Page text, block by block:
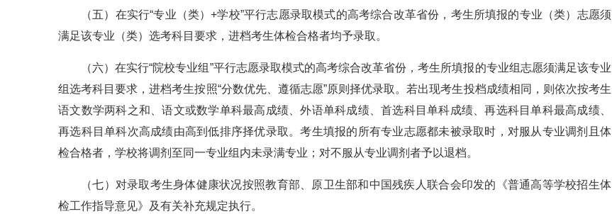
（五）在实行“专业（类）+学校”平行志愿录取模式的高考综合改革省份，考生所填报的专业（类）志愿须
满足该专业（类）选考科目要求，进档考生体检合格者均予录取。
（六）在实行“院校专业组”平行志愿录取模式的高考综合改革省份，考生所填报的专业组志愿须满足该专业
组选考科目要求，进档考生按照“分数优先、遵循志愿”原则择优录取。若出现考生投档成绩相同，则依次按考生
语文数学两科之和、语文或数学单科最高成绩、外语单科成绩、首选科目单科成绩、再选科目单科最高成绩、
再选科目单科次高成绩由高到低排序择优录取。考生填报的所有专业志愿都未被录取时，对服从专业调剂且体
检合格者，学校将调剂至同一专业组内未录满专业；对不服从专业调剂者予以退档。
（七）对录取考生身体健康状况按照教育部、原卫生部和中国残疾人联合会印发的《普通高等学校招生体
检工作指导意见》及有关补充规定执行。